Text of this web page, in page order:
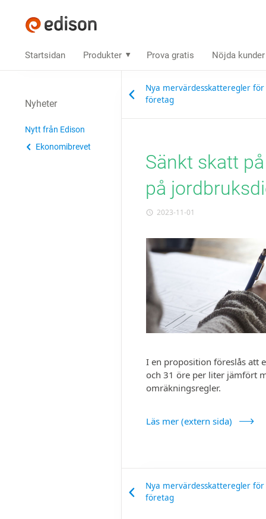
Startsidan Produkter Prova gratis Nöjda kunder
Nya mervärdesskatteregler för
företag
Sänkt skatt
på
2023-11-01
I en proposition föreslås att
och 31 öre per liter jämfört
omräkningsregler.
Läs mer (extern sida)
Nya mervärdesskatteregler för
företag
Nyheter
Nytt från Edison
Ekonomibrevet